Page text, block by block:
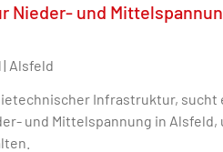
Nieder- und
| Alsfeld
Infrastruktur, sucht
und Mittelspannung in Alsfeld,